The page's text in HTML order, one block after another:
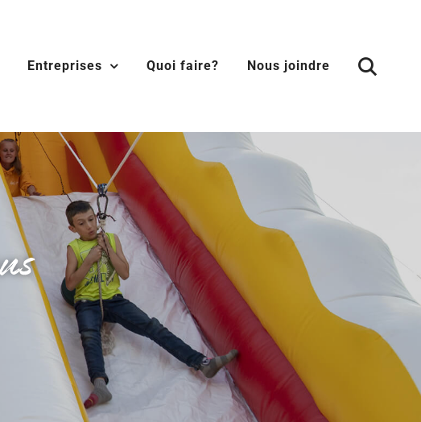
Entreprises Quoi faire? Nous joindre